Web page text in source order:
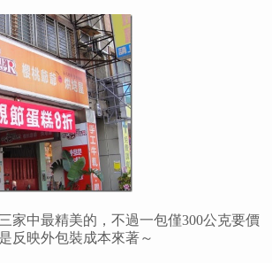
家中最精美的，不過一包僅300公克要價
反映外包裝成本來著～